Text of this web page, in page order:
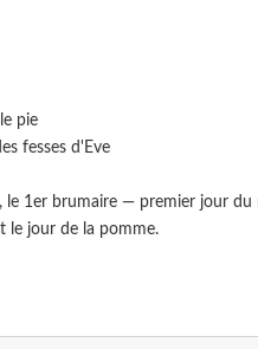
pie
fesses d'Eve
1er brumaire — premier jour
le jour de la pomme.